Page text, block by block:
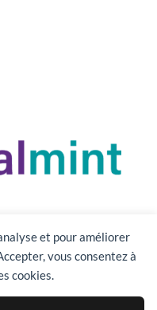
et pour améliorer
vous consentez à
cookies.